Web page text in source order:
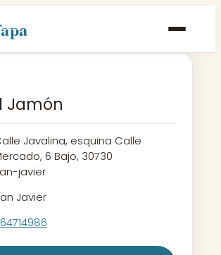
Jamón
Javalina, esquina Calle
6 Bajo, 30730
javier
Javier